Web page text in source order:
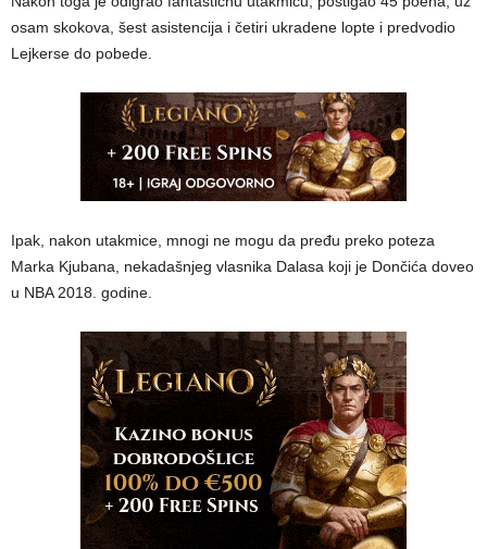
osam skokova, šest asistencija i četiri ukradene lopte i predvodio
Lejkerse do pobede.
Ipak, nakon utakmice, mnogi ne mogu da pređu preko poteza
Marka Kjubana, nekadašnjeg vlasnika Dalasa koji je Dončića doveo
u NBA 2018. godine.